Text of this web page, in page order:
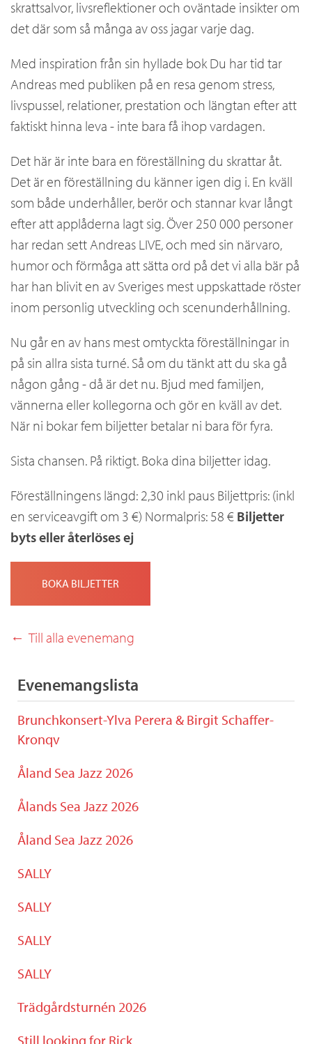
skrattsalvor, livsreflektioner och oväntade insikter om
det där som så många av oss jagar varje dag.
Med inspiration från sin hyllade bok Du har tid tar
Andreas med publiken på en resa genom stress,
livspussel, relationer, prestation och längtan efter att
faktiskt hinna leva - inte bara få ihop vardagen.
Det här är inte bara en föreställning du skrattar åt.
Det är en föreställning du känner igen dig i. En kväll
som både underhåller, berör och stannar kvar långt
efter att applåderna lagt sig. Över 250 000 personer
har redan sett Andreas LIVE, och med sin närvaro,
humor och förmåga att sätta ord på det vi alla bär på
har han blivit en av Sveriges mest uppskattade röster
inom personlig utveckling och scenunderhållning.
Nu går en av hans mest omtyckta föreställningar in
på sin allra sista turné. Så om du tänkt att du ska gå
någon gång - då är det nu. Bjud med familjen,
vännerna eller kollegorna och gör en kväll av det.
När ni bokar fem biljetter betalar ni bara för fyra.
Sista chansen. På riktigt. Boka dina biljetter idag.
Föreställningens längd: 2,30 inkl paus Biljettpris: (inkl
en serviceavgift om 3 €) Normalpris: 58 € Biljetter
byts eller återlöses ej
BOKA BILJETTER
Till alla evenemang
Evenemangslista
Brunchkonsert-Ylva Perera & Birgit Schaffer-
Kronqv
Åland Sea Jazz 2026
Ålands Sea Jazz 2026
Åland Sea Jazz 2026
SALLY
SALLY
SALLY
SALLY
Trädgårdsturnén 2026
Still looking for Rick